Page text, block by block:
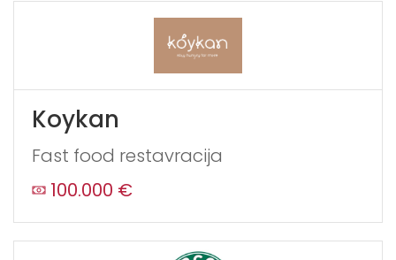
Koykan
Fast food restavracija
100.000 €